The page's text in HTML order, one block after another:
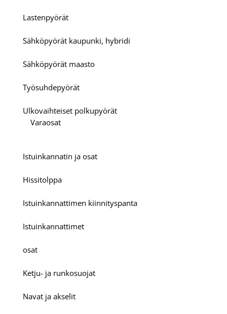
Lastenpyörät
Sähköpyörät kaupunki, hybridi
Sähköpyörät maasto
Työsuhdepyörät
Ulkovaihteiset polkupyörät
Varaosat
Istuinkannatin ja osat
Hissitolppa
Istuinkannattimen kiinnityspanta
Istuinkannattimet
osat
Ketju- ja runkosuojat
Navat ja akselit